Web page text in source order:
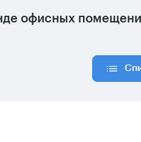
офисных